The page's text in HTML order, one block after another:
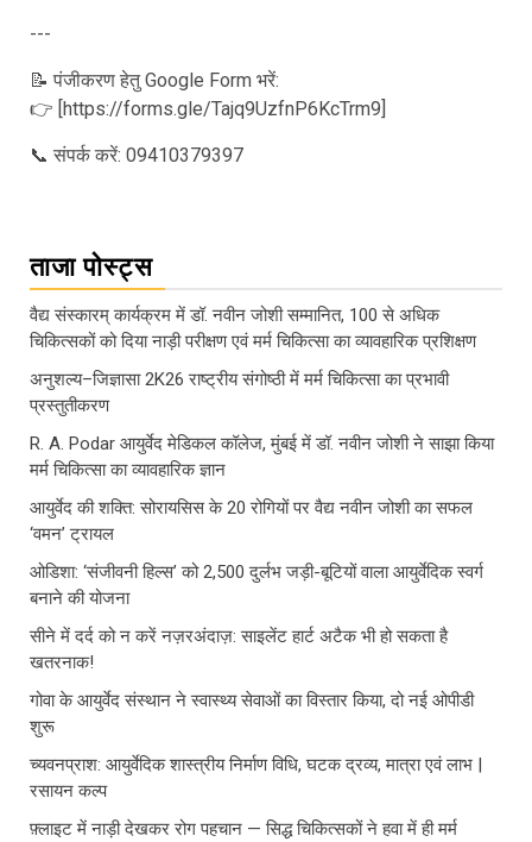
---
📝 पंजीकरण हेतु Google Form भरें:
👉 [https://forms.gle/Tajq9UzfnP6KcTrm9]
📞 संपर्क करें: 09410379397
ताजा पोस्ट्स
वैद्य संस्कारम् कार्यक्रम में डॉ. नवीन जोशी सम्मानित, 100 से अधिक
चिकित्सकों को दिया नाड़ी परीक्षण एवं मर्म चिकित्सा का व्यावहारिक प्रशिक्षण
अनुशल्य–जिज्ञासा 2K26 राष्ट्रीय संगोष्ठी में मर्म चिकित्सा का प्रभावी
प्रस्तुतीकरण
R. A. Podar आयुर्वेद मेडिकल कॉलेज, मुंबई में डॉ. नवीन जोशी ने साझा किया
मर्म चिकित्सा का व्यावहारिक ज्ञान
आयुर्वेद की शक्ति: सोरायसिस के 20 रोगियों पर वैद्य नवीन जोशी का सफल
‘वमन’ ट्रायल
ओडिशा: ‘संजीवनी हिल्स’ को 2,500 दुर्लभ जड़ी-बूटियों वाला आयुर्वेदिक स्वर्ग
बनाने की योजना
सीने में दर्द को न करें नज़रअंदाज़: साइलेंट हार्ट अटैक भी हो सकता है
खतरनाक!
गोवा के आयुर्वेद संस्थान ने स्वास्थ्य सेवाओं का विस्तार किया, दो नई ओपीडी
शुरू
च्यवनप्राश: आयुर्वेदिक शास्त्रीय निर्माण विधि, घटक द्रव्य, मात्रा एवं लाभ |
रसायन कल्प
फ़्लाइट में नाड़ी देखकर रोग पहचान — सिद्ध चिकित्सकों ने हवा में ही मर्म